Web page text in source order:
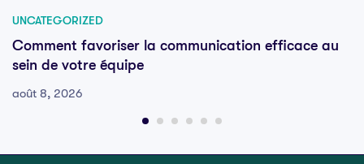
UNCATEGORIZED
Comment favoriser la communication efficace au
sein de votre équipe
août 8, 2026